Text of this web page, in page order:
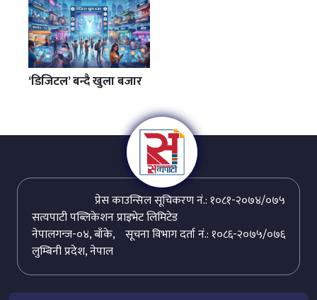
‘डिजिटल’ बन्दै खुला बजार
प्रेस काउन्सिल सूचिकरण नं.: १०८१-२०७४/०७५
सत्यपाटी पब्लिकेशन प्राइभेट लिमिटेड
सूचना विभाग दर्ता नं.: १०८६-२०७५/०७६
नेपालगन्ज-०४, बाँके,
लुम्बिनी प्रदेश, नेपाल